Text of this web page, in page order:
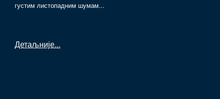
густим листопадним шумам...
Детаљније...